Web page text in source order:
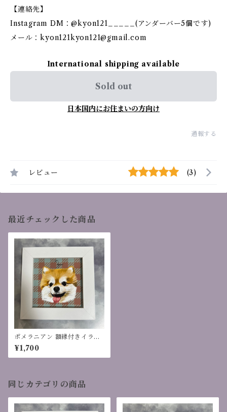
【連絡先】
Instagram DM：@kyon121_____(アンダーバー5個です)
メール：kyon121kyon121@gmail.com
International shipping available
Sold out
日本国内にお住まいの方向け
通報する
レビュー (3)
最近チェックした商品
ポメラニアン 額縁付きイラス
ト
¥1,700
同じカテゴリの商品